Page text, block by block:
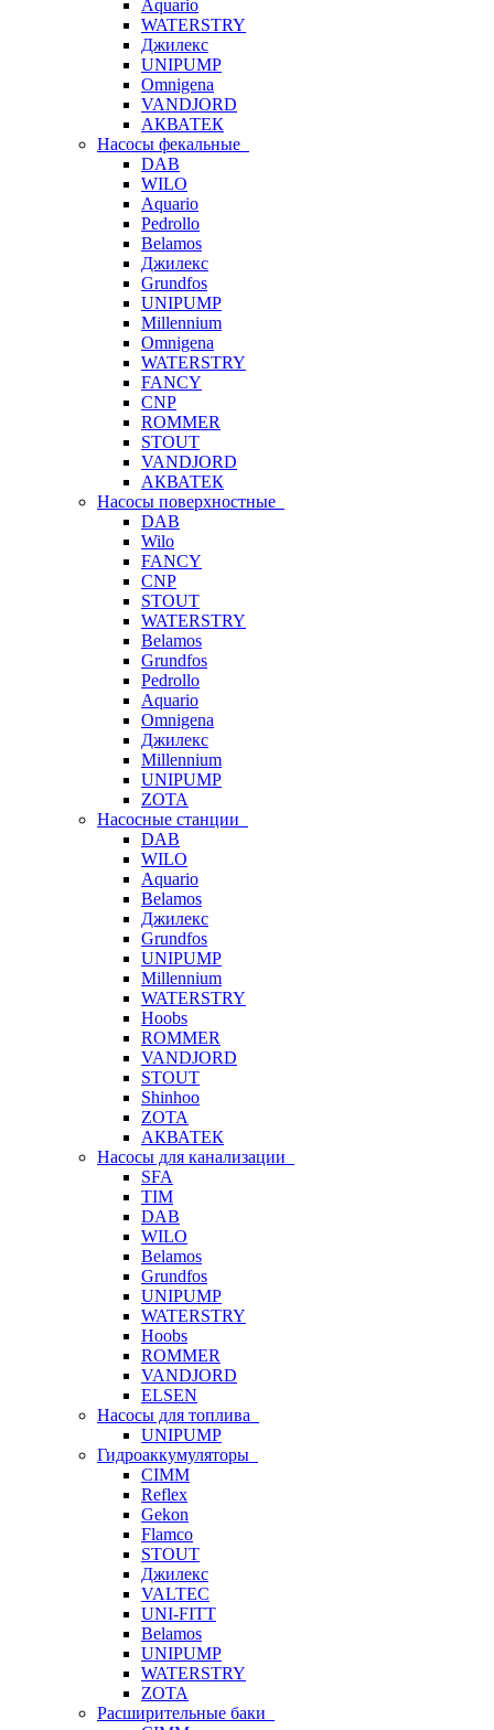
Aquario
WATERSTRY
Джилекс
UNIPUMP
Omnigena
VANDJORD
АКВАТЕК
Насосы фекальные
DAB
WILO
Aquario
Pedrollo
Belamos
Джилекс
Grundfos
UNIPUMP
Millennium
Omnigena
WATERSTRY
FANCY
CNP
ROMMER
STOUT
VANDJORD
АКВАТЕК
Насосы поверхностные
DAB
Wilo
FANCY
CNP
STOUT
WATERSTRY
Belamos
Grundfos
Pedrollo
Aquario
Omnigena
Джилекс
Millennium
UNIPUMP
ZOTA
Насосные станции
DAB
WILO
Aquario
Belamos
Джилекс
Grundfos
UNIPUMP
Millennium
WATERSTRY
Hoobs
ROMMER
VANDJORD
STOUT
Shinhoo
ZOTA
АКВАТЕК
Насосы для канализации
SFA
TIM
DAB
WILO
Belamos
Grundfos
UNIPUMP
WATERSTRY
Hoobs
ROMMER
VANDJORD
ELSEN
Насосы для топлива
UNIPUMP
Гидроаккумуляторы
CIMM
Reflex
Gekon
Flamco
STOUT
Джилекс
VALTEC
UNI-FITT
Belamos
UNIPUMP
WATERSTRY
ZOTA
Расширительные баки